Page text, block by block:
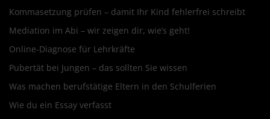
Kommasetzung prüfen – damit Ihr Kind fehlerfrei schreibt
Mediation im Abi – wir zeigen dir, wie’s geht!
Online-Diagnose für Lehrkräfte
Pubertät bei Jungen – das sollten Sie wissen
Was machen berufstätige Eltern in den Schulferien
Wie du ein Essay verfasst